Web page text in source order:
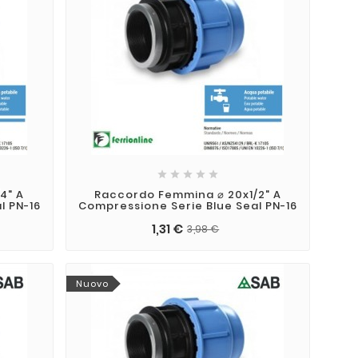
e consigli
Impianto di
del prato:
degli
prato bello è
gli
corretto
le aree
A
16
    
Raccordo Femmina ⌀ 20x1/2" A
Compressione Serie Blue Seal PN-16
1,31 € 3,98 €
Nuovo